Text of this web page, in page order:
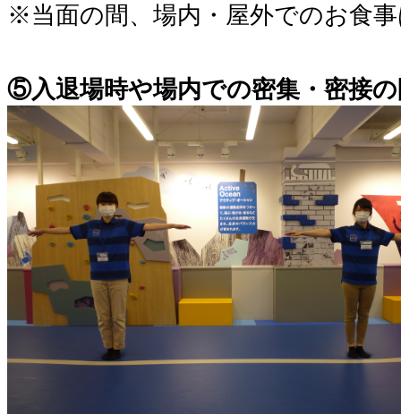
※当面の間、場内・屋外でのお食
⑤入退場時や場内での密集・密接